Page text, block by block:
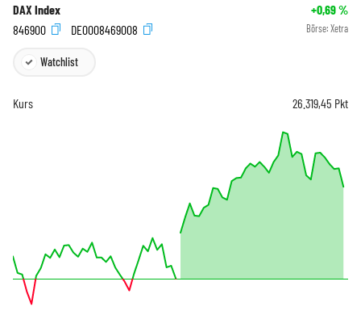
DAX Index +0,69%
846900
DE0008469008 Börse: Xetra
Watchlist
Kurs 26.319,45 Pkt